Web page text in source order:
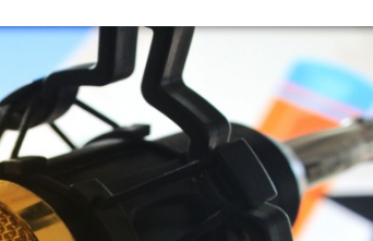
Purpose Marketing
Reputatie & crisis